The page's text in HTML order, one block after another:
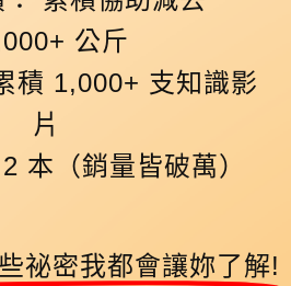
公斤
積 1,000+ 支知識影
片
本（銷量皆破萬）
祕密我都會讓妳了解!